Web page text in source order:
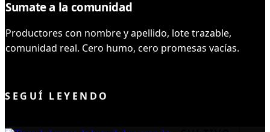
Sumate a la comunidad
Productores con nombre y apellido, lote trazable,
comunidad real. Cero humo, cero promesas vacías.
SEGUÍ LEYENDO